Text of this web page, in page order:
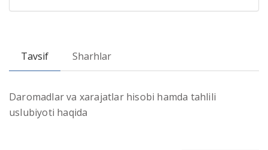
Tavsif Sharhlar
Daromadlar va xarajatlar hisobi hamda tahlili
uslubiyoti haqida